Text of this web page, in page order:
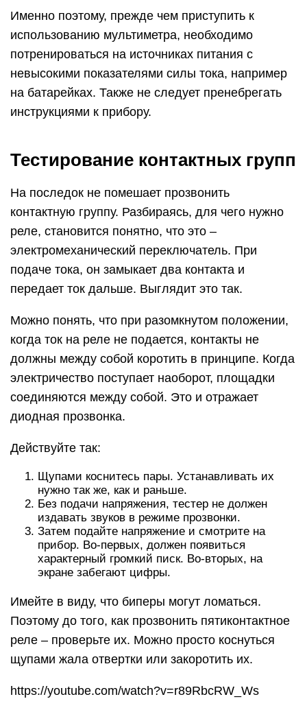
Именно поэтому, прежде чем приступить к
использованию мультиметра, необходимо
потренироваться на источниках питания с
невысокими показателями силы тока, например
на батарейках. Также не следует пренебрегать
инструкциями к прибору.
Тестирование контактных групп
На последок не помешает прозвонить
контактную группу. Разбираясь, для чего нужно
реле, становится понятно, что это –
электромеханический переключатель. При
подаче тока, он замыкает два контакта и
передает ток дальше. Выглядит это так.
Можно понять, что при разомкнутом положении,
когда ток на реле не подается, контакты не
должны между собой коротить в принципе. Когда
электричество поступает наоборот, площадки
соединяются между собой. Это и отражает
диодная прозвонка.
Действуйте так:
Щупами коснитесь пары. Устанавливать их
нужно так же, как и раньше.
Без подачи напряжения, тестер не должен
издавать звуков в режиме прозвонки.
Затем подайте напряжение и смотрите на
прибор. Во-первых, должен появиться
характерный громкий писк. Во-вторых, на
экране забегают цифры.
Имейте в виду, что биперы могут ломаться.
Поэтому до того, как прозвонить пятиконтактное
реле – проверьте их. Можно просто коснуться
щупами жала отвертки или закоротить их.
https://youtube.com/watch?v=r89RbcRW_Ws